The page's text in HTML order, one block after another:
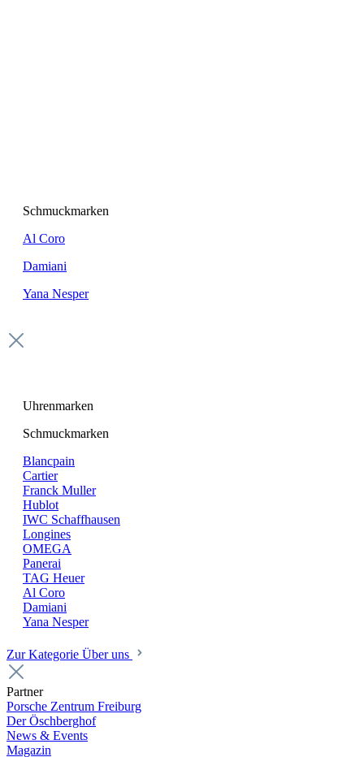
Schmuckmarken
Al Coro
Damiani
Yana Nesper
Uhrenmarken
Schmuckmarken
Blancpain
Cartier
Franck Muller
Hublot
IWC Schaffhausen
Longines
OMEGA
Panerai
TAG Heuer
Al Coro
Damiani
Yana Nesper
Zur Kategorie Über uns
Partner
Porsche Zentrum Freiburg
Der Öschberghof
News & Events
Magazin